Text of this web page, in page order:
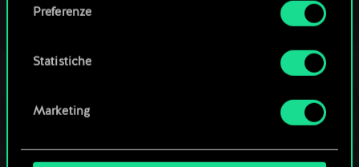
disponibili nel menu "Impostazioni" qui sotto.
Preferenze
Statistiche
Marketing
I NOSTRI CANALI SOCIAL